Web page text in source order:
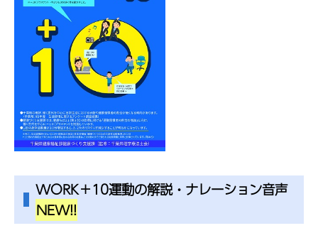
WORK＋10運動の解説・ナレーション音声
NEW!!